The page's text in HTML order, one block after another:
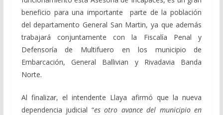
beneficio para una importante parte de la población
del departamento General San Martin, ya que además
trabajará conjuntamente con la Fiscalía Penal y
Defensoría de Multifuero en los municipio de
Embarcación, General Ballivian y Rivadavia Banda
Norte.
Al finalizar, el intendente Llaya afirmó que la nueva
dependencia judicial “es otro avance del municipio en